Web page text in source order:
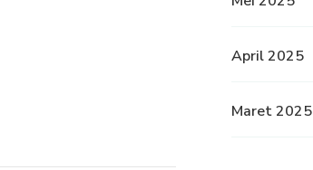
April 2025
Maret 2025